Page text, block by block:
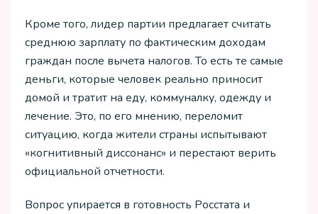
Кроме того, лидер партии предлагает считать
среднюю зарплату по фактическим доходам
граждан после вычета налогов. То есть те самые
деньги, которые человек реально приносит
домой и тратит на еду, коммуналку, одежду и
лечение. Это, по его мнению, переломит
ситуацию, когда жители страны испытывают
«когнитивный диссонанс» и перестают верить
официальной отчетности.
Вопрос упирается в готовность Росстата и